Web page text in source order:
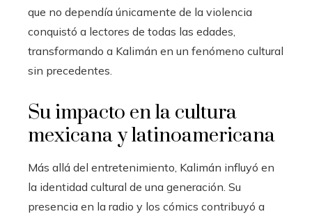
que no dependía únicamente de la violencia
conquistó a lectores de todas las edades,
transformando a Kalimán en un fenómeno cultural
sin precedentes.
Su impacto en la cultura
mexicana y latinoamericana
Más allá del entretenimiento, Kalimán influyó en
la identidad cultural de una generación. Su
presencia en la radio y los cómics contribuyó a